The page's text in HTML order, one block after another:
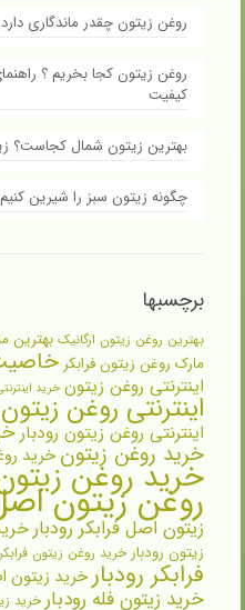
روغن زیتون چقدر ماندگاری دارد
روغن زیتون کجا بخریم ؟
کیفیت
بهترین زیتون شمال کجاست؟
چگونه زیتون سبز را شیرین کنیم
برچسبها
بهترین روغن زیتون ارگانیک بهترین
مارک روغن زیتون فرابکر
اینترنتی روغن زیتون خرید
اینترنتی روغن
اینترنتی روغن زیتون رودبار
خرید روغن زیتون خرید خرید روغن
روغن زیتون
زیتون اصل فرابکر رودبار
زیتون رودبار خرید روغن زیتون فرابکر
فرابکر رودبار خرید زیتون
خرید زیتون فله رودبار خرید